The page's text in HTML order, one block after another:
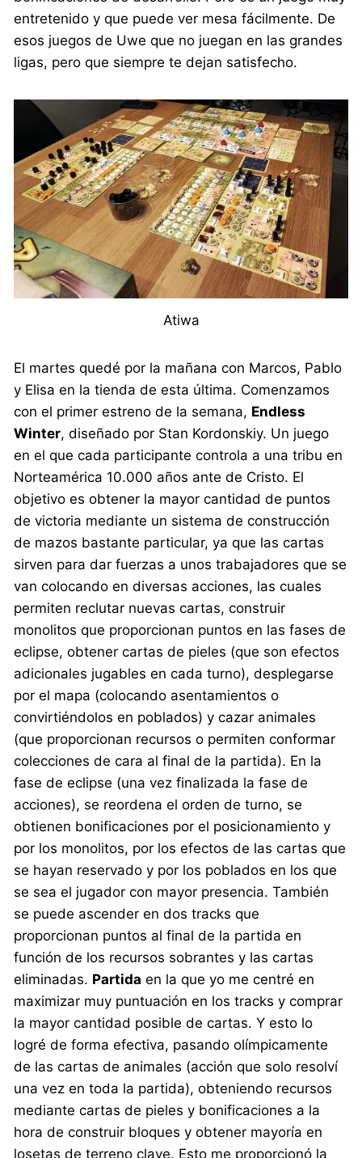
entretenido y que puede ver mesa fácilmente. De
esos juegos de Uwe que no juegan en las grandes
ligas, pero que siempre te dejan satisfecho.
Atiwa
El martes quedé por la mañana con Marcos, Pablo
y Elisa en la tienda de esta última. Comenzamos
con el primer estreno de la semana, Endless
Winter, diseñado por Stan Kordonskiy. Un juego
en el que cada participante controla a una tribu en
Norteamérica 10.000 años ante de Cristo. El
objetivo es obtener la mayor cantidad de puntos
de victoria mediante un sistema de construcción
de mazos bastante particular, ya que las cartas
sirven para dar fuerzas a unos trabajadores que se
van colocando en diversas acciones, las cuales
permiten reclutar nuevas cartas, construir
monolitos que proporcionan puntos en las fases de
eclipse, obtener cartas de pieles (que son efectos
adicionales jugables en cada turno), desplegarse
por el mapa (colocando asentamientos o
convirtiéndolos en poblados) y cazar animales
(que proporcionan recursos o permiten conformar
colecciones de cara al final de la partida). En la
fase de eclipse (una vez finalizada la fase de
acciones), se reordena el orden de turno, se
obtienen bonificaciones por el posicionamiento y
por los monolitos, por los efectos de las cartas que
se hayan reservado y por los poblados en los que
se sea el jugador con mayor presencia. También
se puede ascender en dos tracks que
proporcionan puntos al final de la partida en
función de los recursos sobrantes y las cartas
eliminadas. Partida en la que yo me centré en
maximizar muy puntuación en los tracks y comprar
la mayor cantidad posible de cartas. Y esto lo
logré de forma efectiva, pasando olímpicamente
de las cartas de animales (acción que solo resolví
una vez en toda la partida), obteniendo recursos
mediante cartas de pieles y bonificaciones a la
hora de construir bloques y obtener mayoría en
losetas de terreno clave. Esto me proporcionó la